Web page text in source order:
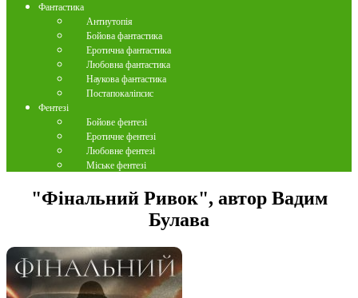
Фантастика
Антиутопія
Бойова фантастика
Еротична фантастика
Любовна фантастика
Наукова фантастика
Постапокаліпсис
Фентезі
Бойове фентезі
Еротичне фентезі
Любовне фентезі
Міське фентезі
"Фінальний Ривок", автор Вадим
Булава